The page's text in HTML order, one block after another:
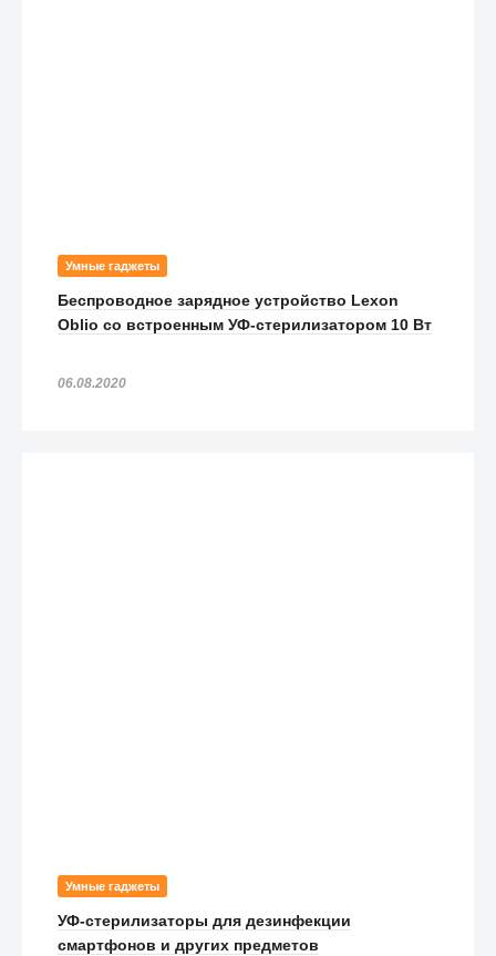
Умные гаджеты
Беспроводное зарядное устройство Lexon
Oblio со встроенным УФ-стерилизатором 10 Вт
06.08.2020
Умные гаджеты
УФ-стерилизаторы для дезинфекции
смартфонов и других предметов